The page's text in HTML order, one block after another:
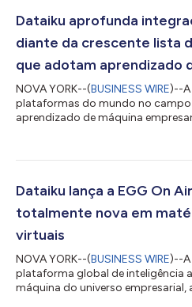
especificamente pela Glassdoor*,
sobre empregos e empresas. A
privadas...
Dataiku aprofunda
diante da crescente lista
que adotam aprendizado
NOVA YORK--(BUSINESS WIRE)--
plataformas do mundo no campo
aprendizado de máquina
Connect. A Dataiku está entre o
a que ambas as empresas
integração da Dataiku possibilita...
Dataiku lança a EGG On
totalmente nova em
virtuais
NOVA YORK--(BUSINESS WIRE)--
plataforma global de inteligência
máquina do universo